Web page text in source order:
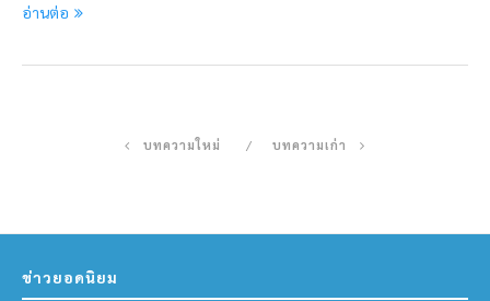
อ่านต่อ
บทความใหม่ บทความเก่า
ข่าวยอดนิยม